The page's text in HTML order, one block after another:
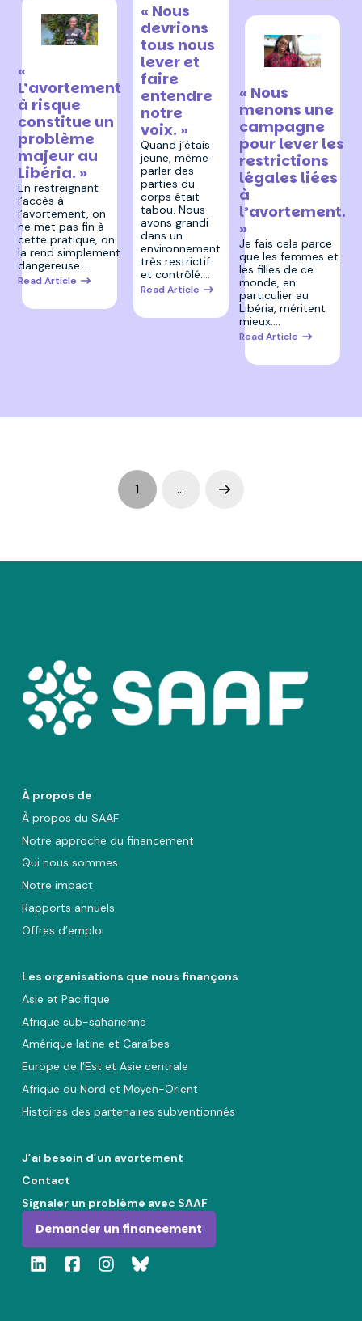
«
L’avortement
à risque
constitue un
problème
majeur au
Libéria. »
En restreignant
l’accès à
l’avortement, on
ne met pas fin à
cette pratique, on
la rend simplement
dangereuse.…
Read Article
« Nous
devrions
tous nous
lever et
faire
entendre
notre
voix. »
Quand j’étais
jeune, même
parler des
parties du
corps était
tabou. Nous
avons grandi
dans un
environnement
très restrictif
et contrôlé.…
Read Article
« Nous
menons une
campagne
pour lever les
restrictions
légales liées
à
l’avortement.
»
Je fais cela parce
que les femmes et
les filles de ce
monde, en
particulier au
Libéria, méritent
mieux.…
Read Article
1 … Next
À propos de
À propos du SAAF
Notre approche du financement
Qui nous sommes
Notre impact
Rapports annuels
Offres d’emploi
Les organisations que nous finançons
Asie et Pacifique
Afrique sub-saharienne
Amérique latine et Caraïbes
Europe de l’Est et Asie centrale
Afrique du Nord et Moyen-Orient
Histoires des partenaires subventionnés
J’ai besoin d’un avortement
Contact
Signaler un problème avec SAAF
Demander un financement